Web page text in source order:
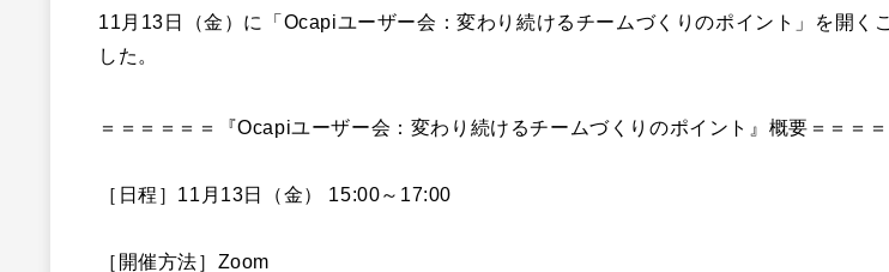
11月13日（金）に「Ocapiユーザー会 ：変わり続けるチームづくりのポイント」
を開く
した。
＝＝＝＝＝＝『Ocapiユーザー会 ： 変わり続けるチームづくりのポイント』概要＝＝＝＝
［日程］11月13日（金） 15:00～17:00
［開催方法］Zoom